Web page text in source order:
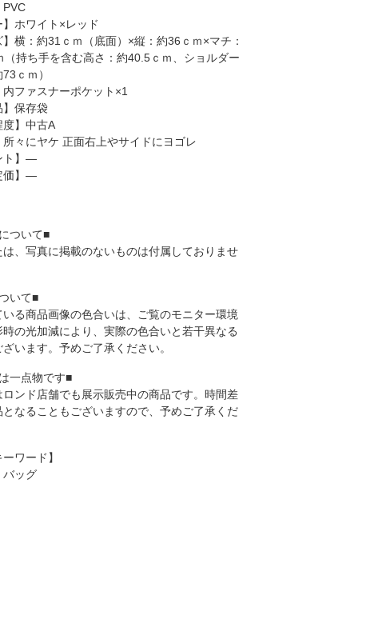
PVC
】ホワイト×レッド
】横：約31ｃｍ（底面）×縦：約36ｃｍ×マチ：
（持ち手を含む高さ：約40.5ｃｍ、ショルダー
ｃｍ）
内ファスナーポケット×1
】保存袋
度】中古A
所々にヤケ 正面右上やサイドにヨゴレ
ト】―
価】―
ついて■
は、写真に掲載のないものは付属しておりませ
いて■
いる商品画像の色合いは、ご覧のモニター環境
時の光加減により、実際の色合いと若干異なる
います。予めご了承ください。
一点物です■
ロンド店舗でも展示販売中の商品です。時間差
となることもございますので、予めご了承くだ
ーワード】
バッグ